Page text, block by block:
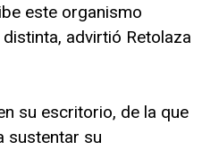
este organismo
advirtió Retolaza
su escritorio, de la que
sustentar su